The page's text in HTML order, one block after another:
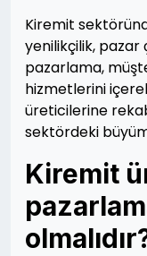
Kiremit
yenilikçilik, pazar
pazarlama,
hizmetlerini
üreticilerine
sektördeki
Kiremit